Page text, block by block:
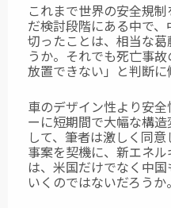
これまで世界の安全規
だ検討段階にある中で
切ったことは、相当な
うか。それでも死亡事
放置できない」と判断に
車のデザイン性より安
ーに短期間で大幅な構
して、筆者は激しく同
事案を契機に、新エネ
は、米国だけでなく中
いくのではないだろうか。